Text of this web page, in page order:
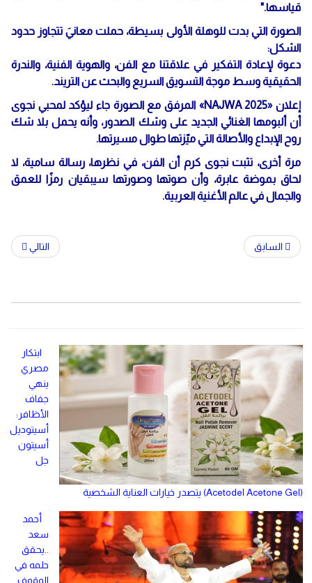
قياسها."
الصورة التي بدت للوهلة الأولى بسيطة، حملت معانيَ تتجاوز حدود
الشكل:
دعوة لإعادة التفكير في علاقتنا مع الفن، والهوية الفنية، والندرة
الحقيقية وسط موجة التسويق السريع والبحث عن التريند.
إعلان «NAJWA 2025» المرفق مع الصورة جاء ليؤكد لمحبي نجوى
أن ألبومها الغنائي الجديد على وشك الصدور، وأنه يحمل بلا شك
روح الإبداع والأصالة التي ميّزتها طوال مسيرتها.
مرة أخرى، تثبت نجوى كرم أن الفن، في نظرها، رسالة سامية، لا
لحاق بموضة عابرة، وأن صوتها وصورتها سيبقيان رمزًا للعمق
والجمال في عالم الأغنية العربية.
السابق التالي
ابتكار
مصري
ينهي
جفاف
الأظافر:
أسيتوديل
أسيتون
جل
(Acetodel Acetone Gel) يتصدر خيارات العناية الشخصية
أحمد
سعد
..يحقق
حلمه في
الوقوف